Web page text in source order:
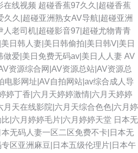
在线视频 超碰香蕉97久久|超碰香蕉
久|超碰亚洲熟女AV导航|超碰亚洲
人老司机|超碰影音97|超碰尤物青青
日韩人妻|美日韩偷拍|美日韩V|美日
做爱|美日免费无码av|美日人人妻 AV
资源综合网|AV资源总站|AV资源总
电影网址|AV自拍网站|av综合成人导
婷丁香|六月天婷婷激情|六月天婷婷
月天在线影院|六月天综合色色|六月婷
|六月婷婷毛片|六月婷婷天堂 日本无
无码人妻一区二区免费不卡|日本无
区亚洲麻豆|日本五级伦理片|日本午